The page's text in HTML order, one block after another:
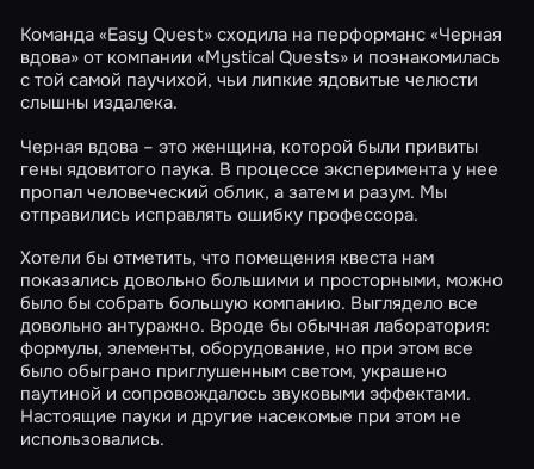
Команда «Easy Quest» сходила на перформанс «Черная
вдова» от компании «Mystical Quests» и познакомилась
с той самой паучихой, чьи липкие ядовитые челюсти
слышны издалека.
Черная вдова – это женщина, которой были привиты
гены ядовитого паука. В процессе эксперимента у нее
пропал человеческий облик, а затем и разум. Мы
отправились исправлять ошибку профессора.
Хотели бы отметить, что помещения квеста нам
показались довольно большими и просторными, можно
было бы собрать большую компанию. Выглядело все
довольно антуражно. Вроде бы обычная лаборатория:
формулы, элементы, оборудование, но при этом все
было обыграно приглушенным светом, украшено
паутиной и сопровождалось звуковыми эффектами.
Настоящие пауки и другие насекомые при этом не
использовались.